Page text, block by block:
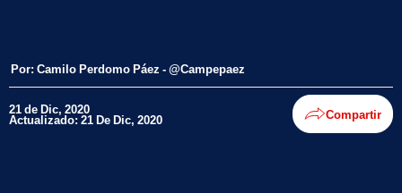
Por: Camilo Perdomo Páez - @Campepaez
21 de Dic, 2020
Actualizado: 21 De Dic, 2020 Compartir